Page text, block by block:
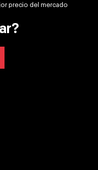
precio del mercado